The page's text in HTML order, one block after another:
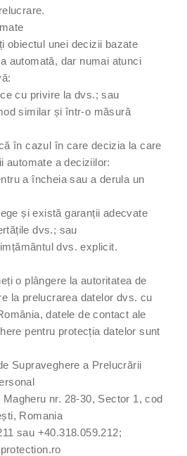
obiectul unei decizii bazate
automată, dar numai atunci
cu privire la dvs.; sau
similar și într-o măsură
în cazul în care decizia la care
automate a deciziilor:
a încheia sau a derula un
și există garanții adecvate
dvs.; sau
dvs. explicit.
o plângere la autoritatea de
la prelucrarea datelor dvs. cu
datele de contact ale
pentru protecția datelor sunt
Supraveghere a Prelucrării
nr. 28-30, Sector 1, cod
Romania
sau +40.318.059.212;